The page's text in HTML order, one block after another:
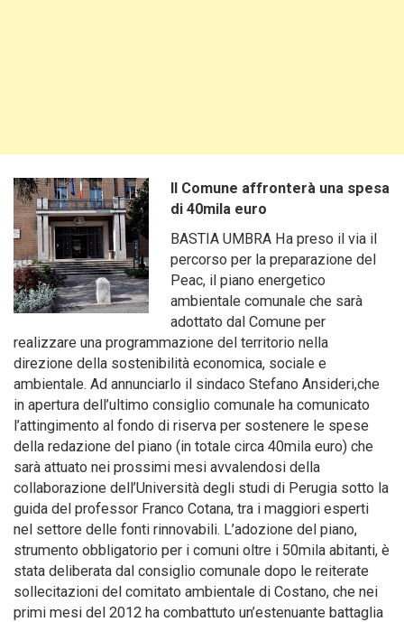
Il Comune affronterà una spesa
di 40mila euro
BASTIA UMBRA Ha preso il via il
percorso per la preparazione del
Peac, il piano energetico
ambientale comunale che sarà
adottato dal Comune per
realizzare una programmazione del territorio nella
direzione della sostenibilità economica, sociale e
ambientale. Ad annunciarlo il sindaco Stefano Ansideri,che
in apertura dell’ultimo consiglio comunale ha comunicato
l’attingimento al fondo di riserva per sostenere le spese
della redazione del piano (in totale circa 40mila euro) che
sarà attuato nei prossimi mesi avvalendosi della
collaborazione dell’Università degli studi di Perugia sotto la
guida del professor Franco Cotana, tra i maggiori esperti
nel settore delle fonti rinnovabili. L’adozione del piano,
strumento obbligatorio per i comuni oltre i 50mila abitanti, è
stata deliberata dal consiglio comunale dopo le reiterate
sollecitazioni del comitato ambientale di Costano, che nei
primi mesi del 2012 ha combattuto un’estenuante battaglia